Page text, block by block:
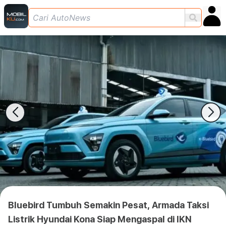
Bluebird Tumbuh Semakin Pesat, Armada Taksi
Listrik Hyundai Kona Siap Mengaspal di IKN